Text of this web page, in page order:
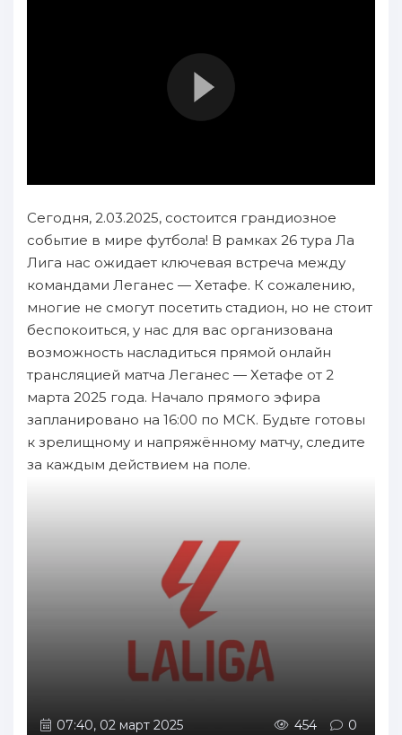
Сегодня, 2.03.2025, состоится грандиозное
событие в мире футбола! В рамках 26 тура Ла
Лига нас ожидает ключевая встреча между
командами Леганес — Хетафе. К сожалению,
многие не смогут посетить стадион, но не стоит
беспокоиться, у нас для вас организована
возможность насладиться прямой онлайн
трансляцией матча Леганес — Хетафе от 2
марта 2025 года. Начало прямого эфира
запланировано на 16:00 по МСК. Будьте готовы
к зрелищному и напряжённому матчу, следите
за каждым действием на поле.
07:40, 02 март 2025 454 0